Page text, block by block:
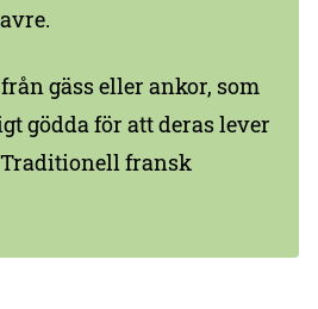
gäss eller ankor, som
gödda för att deras lever
fransk